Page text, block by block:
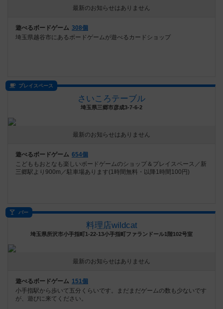
最新のお知らせはありません
遊べるボードゲーム 308個
埼玉県越谷市にあるボードゲームが遊べるカードショップ
プレイスペース
さいころテーブル
埼玉県三郷市彦成3-7-6-2
最新のお知らせはありません
遊べるボードゲーム 654個
こどももおとなも楽しいボードゲームのショップ＆プレイスペース／新
三郷駅より900m／駐車場あります(1時間無料・以降1時間100円)
バー
料理店wildcat
埼玉県所沢市小手指町1-22-13小手指町ファランドール1階102号室
最新のお知らせはありません
遊べるボードゲーム 151個
小手指駅から歩いて五分くらいです。まだまだゲームの数も少ないです
が、遊びに来てください。